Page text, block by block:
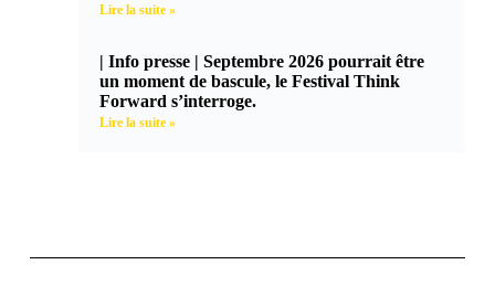
Lire la suite »
| Info presse | Septembre 2026 pourrait être
un moment de bascule, le Festival Think
Forward s’interroge.
Lire la suite »